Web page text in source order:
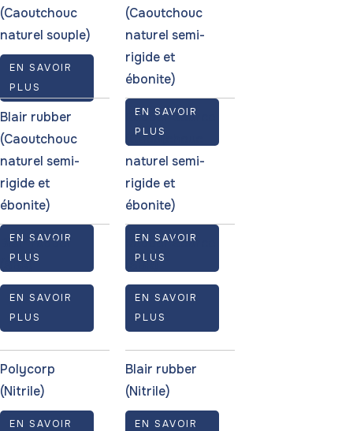
(Caoutchouc
naturel souple)
EN SAVOIR
PLUS
(Caoutchouc
naturel semi-
rigide et
ébonite)
EN SAVOIR
PLUS
Blair rubber
(Caoutchouc
naturel semi-
rigide et
ébonite)
EN SAVOIR
PLUS
Rubber Source
(Caoutchouc
naturel semi-
rigide et
ébonite)
EN SAVOIR
PLUS
Blair rubber
(SBR)
EN SAVOIR
PLUS
Rubber Source
(SBR)
EN SAVOIR
PLUS
Polycorp
(Nitrile)
EN SAVOIR
Blair rubber
(Nitrile)
EN SAVOIR